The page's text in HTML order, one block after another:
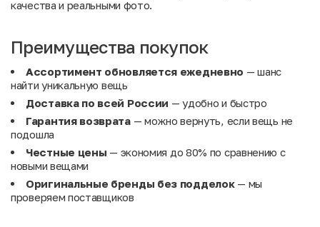
качества и реальными фото.
Преимущества покупок
Ассортимент обновляется ежедневно — шанс
найти уникальную вещь
Доставка по всей России — удобно и быстро
Гарантия возврата— можно вернуть, если вещь не
подошла
Честные цены — экономия до 80% по сравнению с
новыми вещами
Оригинальные бренды без подделок— мы
проверяем поставщиков